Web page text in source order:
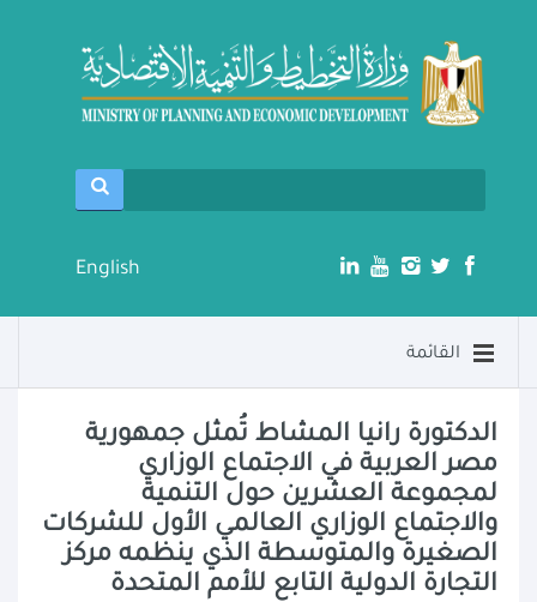
English
القائمة
الدكتورة رانيا المشاط تُمثل جمهورية
مصر العربية في الاجتماع الوزاري
لمجموعة العشرين حول التنمية
والاجتماع الوزاري العالمي الأول للشركات
الصغيرة والمتوسطة الذي ينظمه مركز
التجارة الدولية التابع للأمم المتحدة